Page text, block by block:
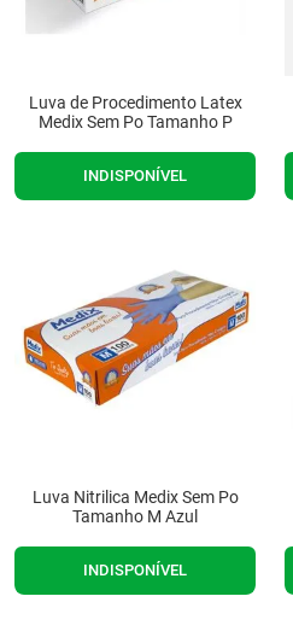
Luva de Procedimento Latex
Medix Sem Po Tamanho P
INDISPONÍVEL
Luva Nitrilica Medix Sem Po
Tamanho M Azul
INDISPONÍVEL